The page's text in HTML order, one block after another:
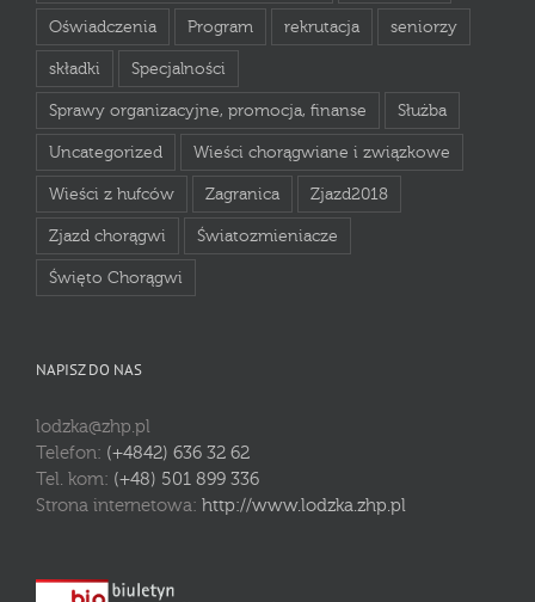
Oświadczenia Program rekrutacja seniorzy
składki Specjalności
Sprawy organizacyjne, promocja, finanse Służba
Uncategorized Wieści chorągwiane i związkowe
Wieści z hufców Zagranica Zjazd2018
Zjazd chorągwi Światozmieniacze
Święto Chorągwi
NAPISZ DO NAS
lodzka@zhp.pl
Telefon: (+4842) 636 32 62
Tel. kom: (+48) 501 899 336
Strona internetowa: http://www.lodzka.zhp.pl